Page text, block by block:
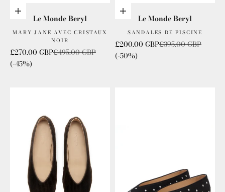
Choisis les options
Le Monde Beryl
MARY JANE AVEC CRISTAUX
NOIR
Prix de vente
£270.00 GBPPrix normal
£495.00 GBP
(-45%)
Choisis les options
Le Monde Beryl
SANDALES DE PISCINE
Prix de vente
£200.00 GBPPrix normal
£395.00 GBP
(-50%)